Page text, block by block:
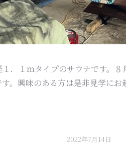
．１ｍタイプのサウナです。
。興味のある方は是非見学にお
2022年7月14日